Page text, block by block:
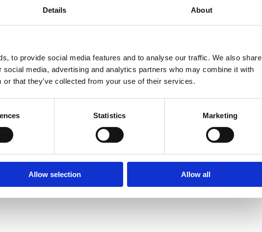
Details About
to provide social media features and to analyse our traffic. We also share
media, advertising and analytics partners who may combine it with
or that they’ve collected from your use of their services.
Statistics Marketing
Allow selection Allow all